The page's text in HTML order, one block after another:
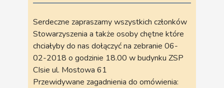
Serdeczne zapraszamy wszystkich członków
Stowarzyszenia a także osoby chętne które
chciałyby do nas dołączyć na zebranie 06-
02-2018 o godzinie 18.00 w budynku ZSP
CIsie ul. Mostowa 61
Przewidywane zagadnienia do omówienia: